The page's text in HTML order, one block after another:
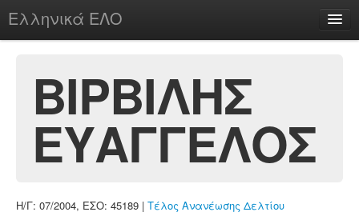
Ελληνικά ΕΛΟ
chesstu.be @ discord
Login
ΒΙΡΒΙΛΗΣ
ΕΥΑΓΓΕΛΟΣ
Η/Γ: 07/2004, ΕΣΟ: 45189 | Τέλος Ανανέωσης Δελτίου